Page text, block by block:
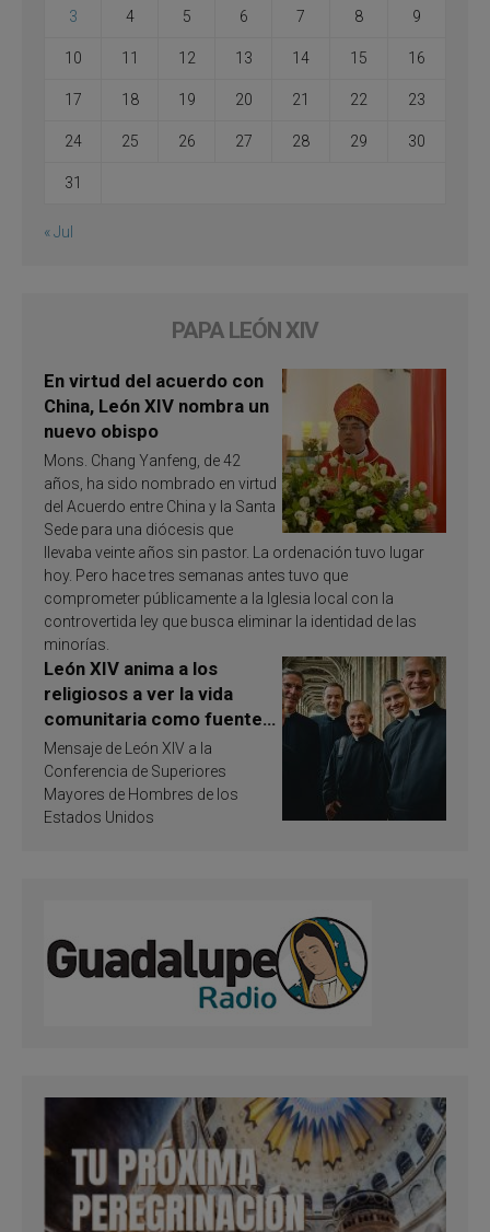
3 4 5 6 7 8 9
10 11 12 13 14 15 16
17 18 19 20 21 22 23
24 25 26 27 28 29 30
31
« Jul
PAPA LEÓN XIV
En virtud del acuerdo con
China, León XIV nombra un
nuevo obispo
Mons. Chang Yanfeng, de 42
años, ha sido nombrado en virtud
del Acuerdo entre China y la Santa
Sede para una diócesis que
llevaba veinte años sin pastor. La ordenación tuvo lugar
hoy. Pero hace tres semanas antes tuvo que
comprometer públicamente a la Iglesia local con la
controvertida ley que busca eliminar la identidad de las
minorías.
León XIV anima a los
religiosos a ver la vida
comunitaria como fuente
de inspiración y
santificación
Mensaje de León XIV a la
Conferencia de Superiores
Mayores de Hombres de los
Estados Unidos